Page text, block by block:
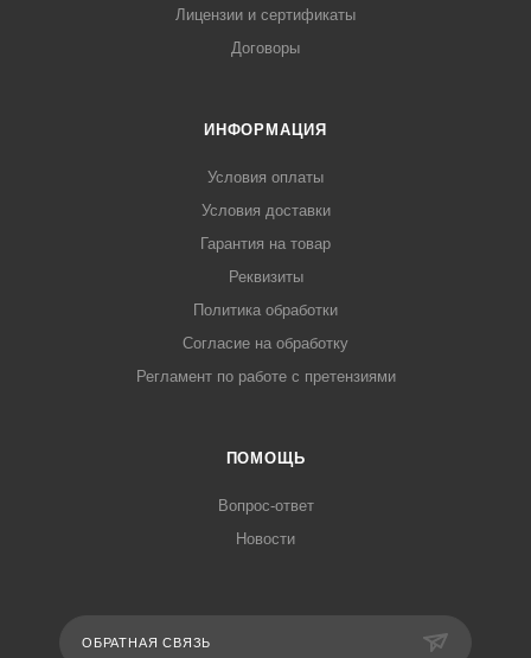
Лицензии и сертификаты
Договоры
ИНФОРМАЦИЯ
Условия оплаты
Условия доставки
Гарантия на товар
Реквизиты
Политика обработки
Согласие на обработку
Регламент по работе с претензиями
ПОМОЩЬ
Вопрос-ответ
Новости
ОБРАТНАЯ СВЯЗЬ